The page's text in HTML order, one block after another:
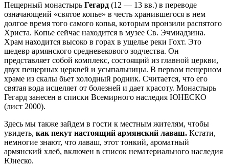
Пещерный монастырь Гегард (12 — 13 вв.) в переводе
означающеий «святое копье» в честь хранившегося в нем
долгое время того самого копья, которым пронзили распятого
Христа. Копье сейчас находится в музее Св. Эчмиадзина.
Храм находится высоко в горах в ущелье реки Гохт. Это
шедевр армянского средневекового зодчества. Он
представляет собой комплекс, состоящий из главной церкви,
двух пещерных церквей и усыпальницы. В первом пещерном
храме из скалы бьет холодный родник. Считается, что его
святая вода исцеляет от болезней и дает красоту. Монастырь
Гегард занесен в списки Всемирного наследия ЮНЕСКО
(лист 2000).
Здесь мы также зайдем в гости к местным жителям, чтобы
увидеть, как пекут настоящий армянский лаваш. Кстати,
немногие знают, что лаваш, этот тонкий, ароматный
армянский хлеб, включен в список нематериального наследия
Юнеско.